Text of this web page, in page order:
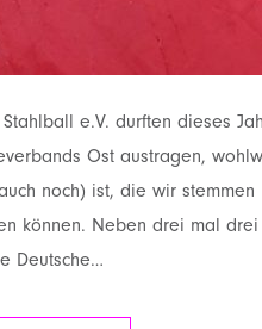
e.V. durften dieses
Ost austragen,
noch) ist, die wir
können. Neben drei mal drei
Deutsche…